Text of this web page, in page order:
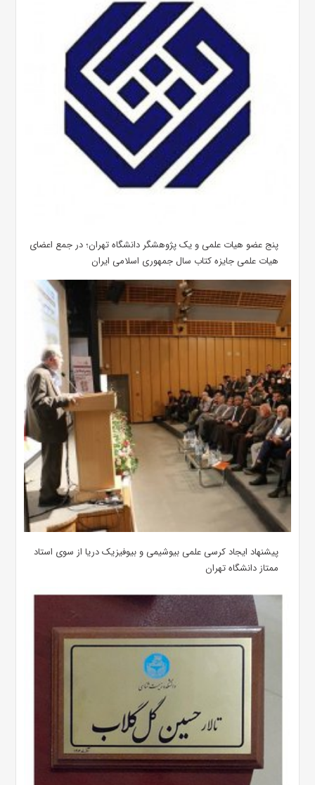
پنج عضو هیات علمی و یک پژوهشگر دانشگاه تهران؛ در جمع اعضای
هیات علمی جایزه کتاب سال جمهوری اسلامی ایران
پیشنهاد ایجاد کرسی علمی بیوشیمی و بیوفیزیک دریا از سوی استاد
ممتاز دانشگاه تهران